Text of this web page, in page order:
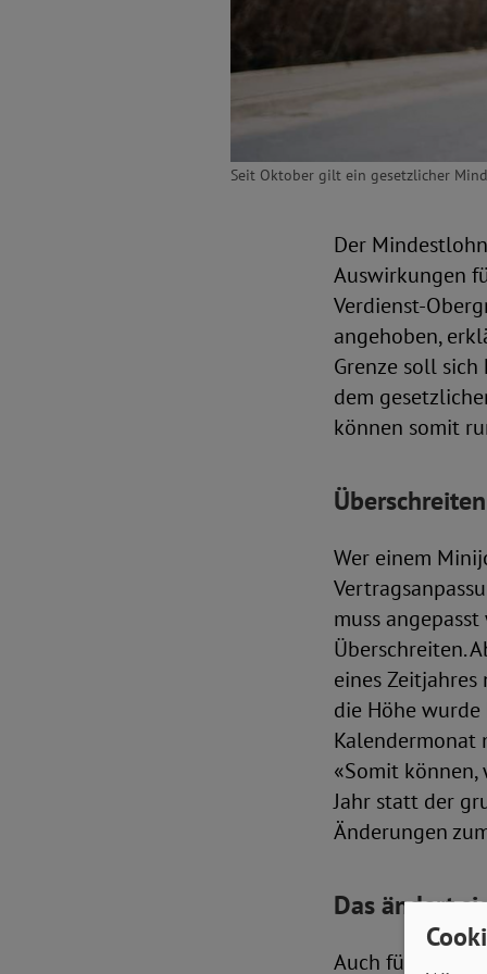
Seit Oktober gilt ein gesetzlicher
Der
Auswirkungen
Verdienst-
angehoben,
Grenze soll
dem
können somit
Wer einem
muss
Überschreiten.
eines
die Höhe
Kalendermonat
«Somit
Jahr statt der
Änderungen
Das ändert
Auch für